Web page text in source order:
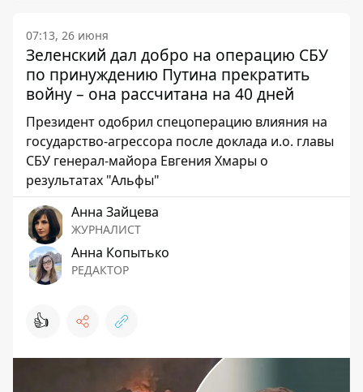
07:13, 26 июня
Зеленский дал добро на операцию СБУ
по принуждению Путина прекратить
войну – она рассчитана на 40 дней
Президент одобрил спецоперацию влияния на
государство-агрессора после доклада и.о. главы
СБУ генерал-майора Евгения Хмары о
результатах "Альфы"
Анна Зайцева
ЖУРНАЛИСТ
Анна Копытько
РЕДАКТОР
👍